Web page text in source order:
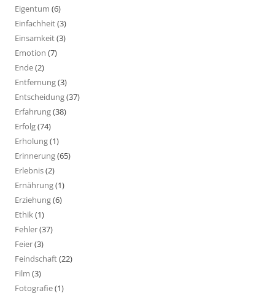
Eigentum (6)
Einfachheit(3)
Einsamkeit(3)
Emotion (7)
Ende(2)
Entfernung(3)
Entscheidung(37)
Erfahrung(38)
Erfolg(74)
Erholung(1)
Erinnerung(65)
Erlebnis(2)
Ernährung(1)
Erziehung(6)
Ethik(1)
Fehler(37)
Feier(3)
Feindschaft(22)
Film (3)
Fotografie(1)